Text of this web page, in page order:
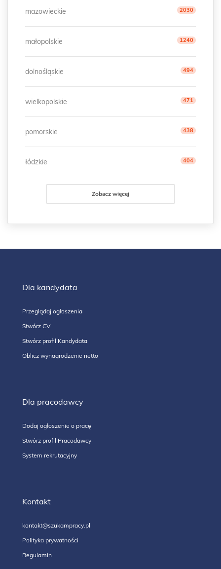
mazowieckie 2030
małopolskie 1240
dolnośląskie 494
wielkopolskie 471
pomorskie 438
łódzkie 404
Zobacz więcej
Dla kandydata
Przeglądaj ogłoszenia
Stwórz CV
Stwórz profil Kandydata
Oblicz wynagrodzenie netto
Dla pracodawcy
Dodaj ogłoszenie o pracę
Stwórz profil Pracodawcy
System rekrutacyjny
Kontakt
kontakt@szukampracy.pl
Polityka prywatności
Regulamin